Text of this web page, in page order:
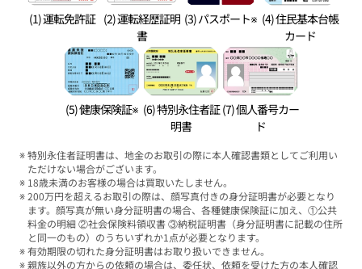
(1) 運転免許証 (2) 運転経歴証明
書
(3) パスポート※ (4) 住民基本台帳
カード
(5) 健康保険証※ (6) 特別永住者証
明書
(7) 個人番号カー
ド
特別永住者証明書は、地金のお取引の際に本人確認書類としてご利用い
ただけない場合がございます。
18歳未満のお客様の場合は買取いたしません。
200万円を超えるお取引の際は、顔写真付きの身分証明書が必要となり
ます。顔写真が無い身分証明書の場合、各種健康保険証に加え、①公共
料金の明細 ②社会保険料領収書 ③納税証明書（身分証明書に記載の住所
と同一のもの）のうちいずれか1点が必要となります。
有効期限の切れた身分証明書はお取り扱いできません。
親族以外の方からの依頼の場合は、委任状、依頼を受けた方の本人確認